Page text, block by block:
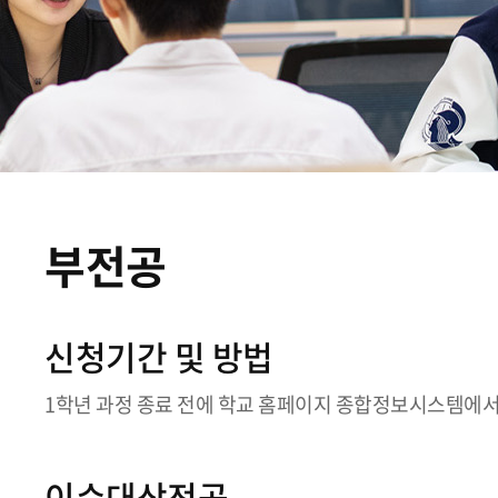
부전공
신청기간 및 방법
1학년 과정 종료 전에 학교 홈페이지 종합정보시스템에